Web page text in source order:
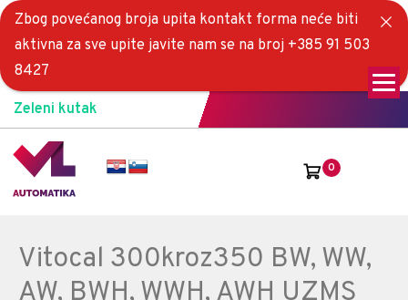
Zeleni kutak
0
Vitocal 300kroz350 BW, WW,
AW, BWH, WWH, AWH UZMS
Zbog povećanog broja upita kontakt forma neće biti
aktivna za sve upite javite nam se na broj +385 91 503
8427